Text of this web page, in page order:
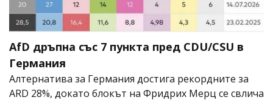
AfD дръпна със 7 пункта пред CDU/CSU в
Германия
Алтернатива за Германия достига рекордните за
ARD 28%, докато блокът на Фридрих Мерц се свлича